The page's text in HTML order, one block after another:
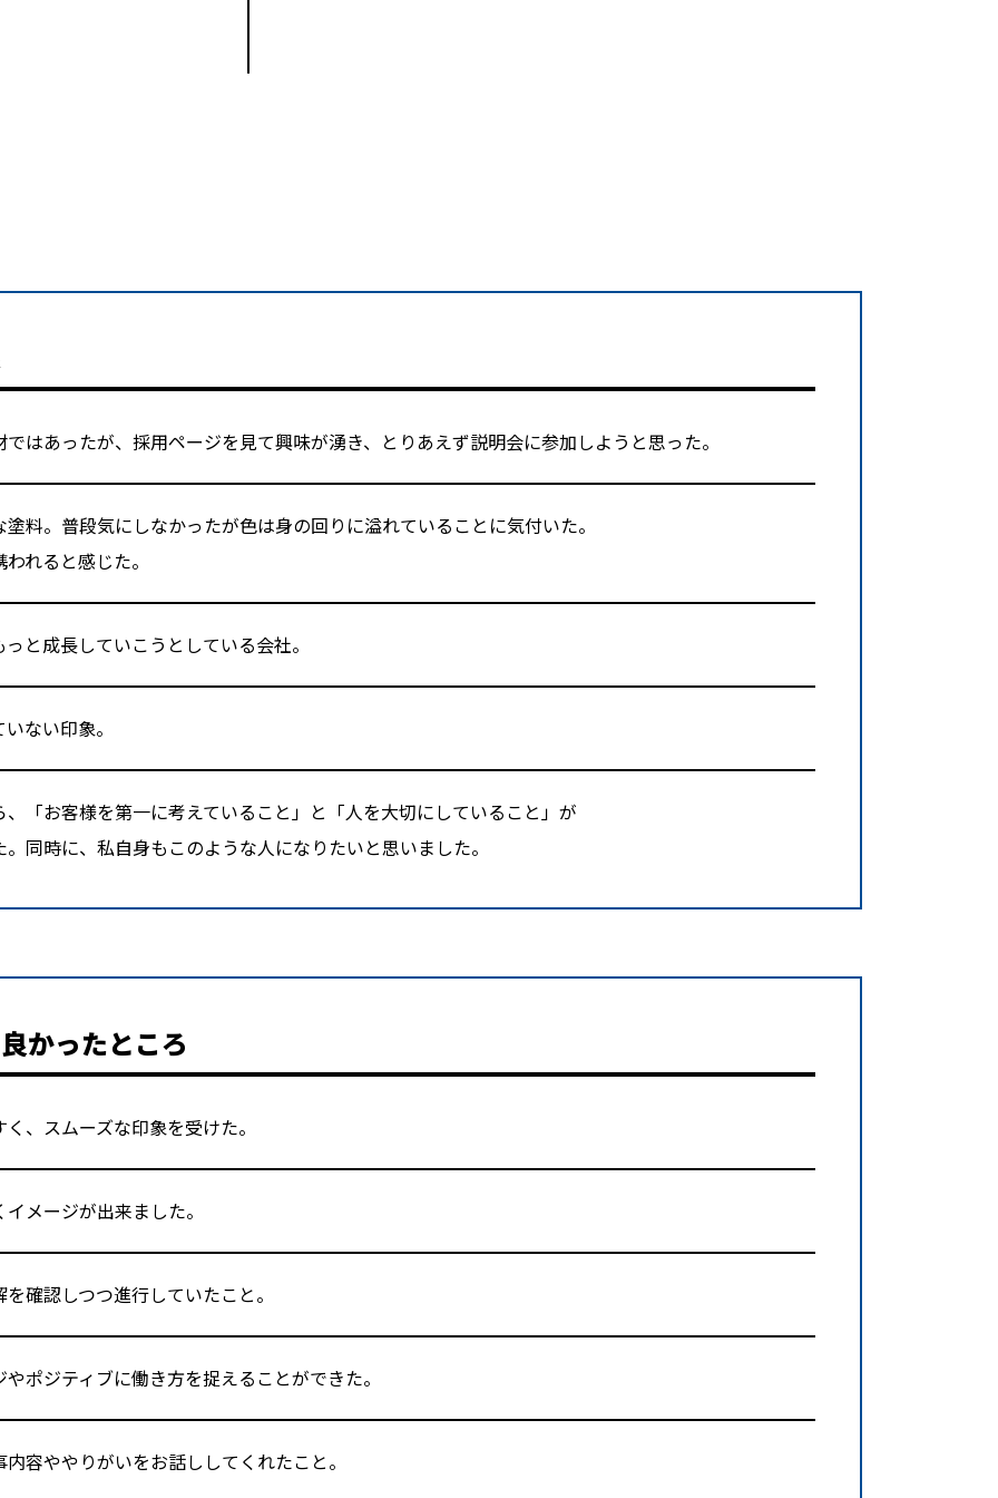
はあったが、採用ページを見て興味が湧き、とりあえず説明会に参加しようと思った。
料。普段気にしなかったが色は身の回りに溢れていることに気付いた。
れると感じた。
と成長していこうとしている会社。
ない印象。
「お客様を第一に考えていること」と「人を大切にしていること」が
同時に、私自身もこのような人になりたいと思いました。
良かったところ
、スムーズな印象を受けた。
メージが出来ました。
確認しつつ進行していたこと。
ポジティブに働き方を捉えることができた。
容ややりがいをお話ししてくれたこと。